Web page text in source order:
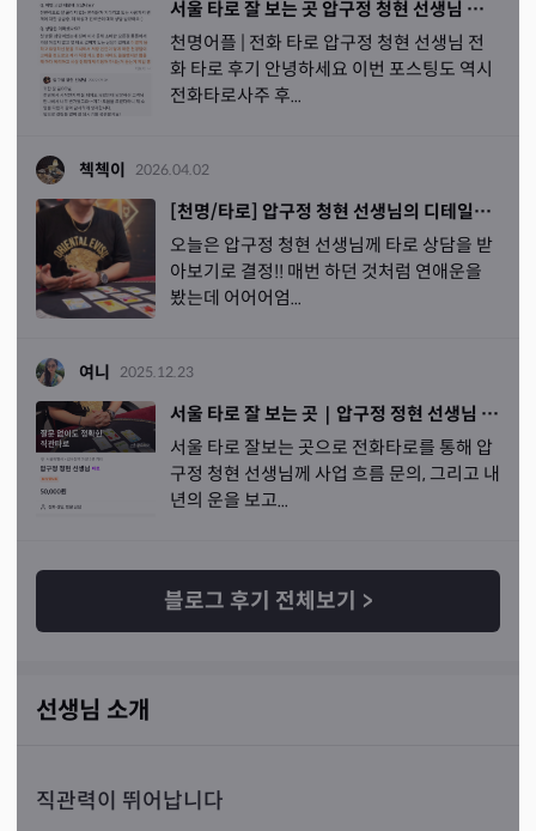
서울 타로 잘 보는 곳 압구정 청현 선생님 전화타로 후기
천명어플 | 전화 타로 압구정 청현 선생님 전
화 타로 후기 안녕하세요 이번 포스팅도 역시
전화타로사주 후...
첵첵이 2026.04.02
[천명/타로] 압구정 청현 선생님의 디테일한 사주 타로 풀이
오늘은 압구정 청현 선생님께 타로 상담을 받
아보기로 결정!! 매번 하던 것처럼 연애운을
봤는데 어어어엄...
여니 2025.12.23
서울 타로 잘 보는 곳｜압구정 정현 선생님 전화타로
서울 타로 잘보는 곳으로 전화타로를 통해 압
구정 청현 선생님께 사업 흐름 문의, 그리고 내
년의 운을 보고...
블로그 후기 전체보기 >
선생님 소개
직관력이 뛰어납니다